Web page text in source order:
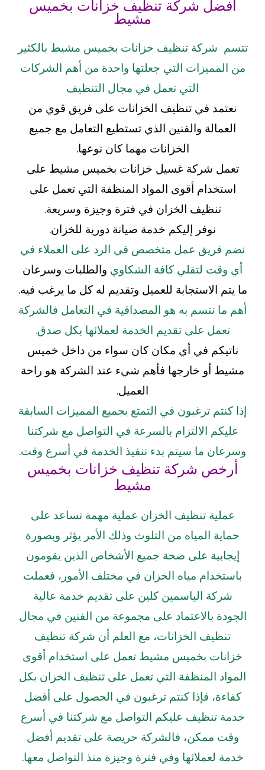
افضل شركة تنظيف خزانات بخميس
مشيط
تتسم شركة تنظيف خزانات بخميس مشيط بالكثير
من المميزات التي جعلتها واحدة من أهم الشركات
التي تعمل في مجال التنظيف
نعتمد في تنظيف الخزانات على فريق قوي من
العمالة والفنين الذي تستطيع التعامل مع جميع
الخزانات مهما كان نوعها.
تعمل شركة غسيل خزانات بخميس مشيط على
استخدام أقوى المواد المنظفة التي تعمل على
تنظيف الخزان في فترة وجيزة وسريعة.
نوفر إليكم خدمة صيانة دورية للخزان.
نضم فريق عمل متخصص في الرد على العملاء في
أي وقت لتقلي كافة الشكاوي والطلبات وسرعان
ما يتم الاستجابة للعميل وتقديم له كل ما يرغب فيه.
أهم ما نتسم به هو المصداقية في التعامل فالشركة
تعمل على تقديم الخدمة لعملائها بكل صدق.
ناتيكم في أي مكان كان سواء من داخل خميس
مشيط أو خارجها فأهم شيء عند الشركة هو راحة
العميل.
إذا كنتم ترغبون في التمتع بجميع المميزات السابقة
عليكم الالتزام بالسرعة في التواصل مع شركتنا
وسرعان ما سيتم بدء تنفيذ الخدمة في أسرع وقت.
أرخص شركة تنظيف خزانات بخميس
مشيط
عملية تنظيف الخزان عملية مهمة تساعد على
حماية المياه من التلوث وذلك الأمر يؤثر وبصورة
إيجابية على صحة جميع الأشخاص الذين يقومون
باستخدام مياه الخزان في مختلف الأمور، فعملت
شركة الياسمين كلين على تقديم خدمة عالية
الجودة بالاعتماد على مجموعة من الفنين في مجال
تنظيف الخزانات، مع العلم أن شركة تنظيف
خزانات بخميس مشيط تعمل على استخدام أقوى
المواد المنظفة التي تعمل على تنظيف الخزان بكل
كفاءة، فإذا كنتم ترغبون في الحصول على أفضل
خدمة تنظيف عليكم التواصل مع شركتنا في أسرع
وقت ممكن، فالشركة حريصة على تقديم أفضل
خدمة لعملائها وفي فترة وجيزة منذ التواصل معها.